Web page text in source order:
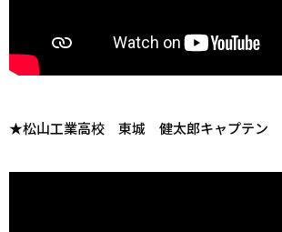
★松山工業高校 東城 健太郎キャプテン